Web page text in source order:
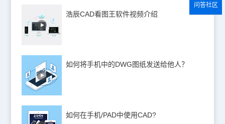
浩辰CAD看图王软件视频介绍
如何将手机中的DWG图纸发送给他人？
如何在手机/PAD中使用CAD?
问答社区